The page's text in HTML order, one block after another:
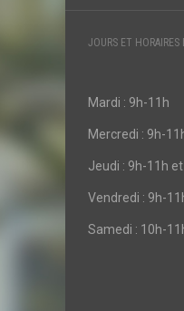
JOURS ET HORAIRES
Mardi : 9h-11h
Mercredi : 9h-
Jeudi : 9h-11h
Vendredi : 9h-
Samedi : 10h-